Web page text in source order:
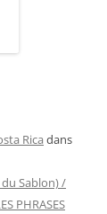
Rica dans
du Sablon) /
PHRASES